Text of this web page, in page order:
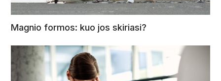
Magnio formos: kuo jos skiriasi?